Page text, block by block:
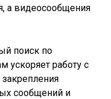
а видеосообщения
поиск по
ускоряет работу с
сообщений и